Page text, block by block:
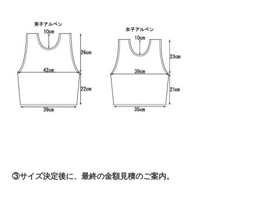
③サイズ決定後に、最終の金額見積のご案内。